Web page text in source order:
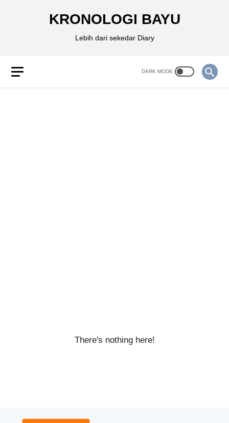
KRONOLOGI BAYU
Lebih dari sekedar Diary
There's nothing here!